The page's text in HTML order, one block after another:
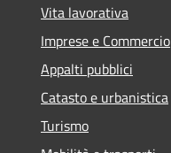
Vita lavorativa
Imprese e Commercio
Appalti pubblici
Catasto e urbanistica
Turismo